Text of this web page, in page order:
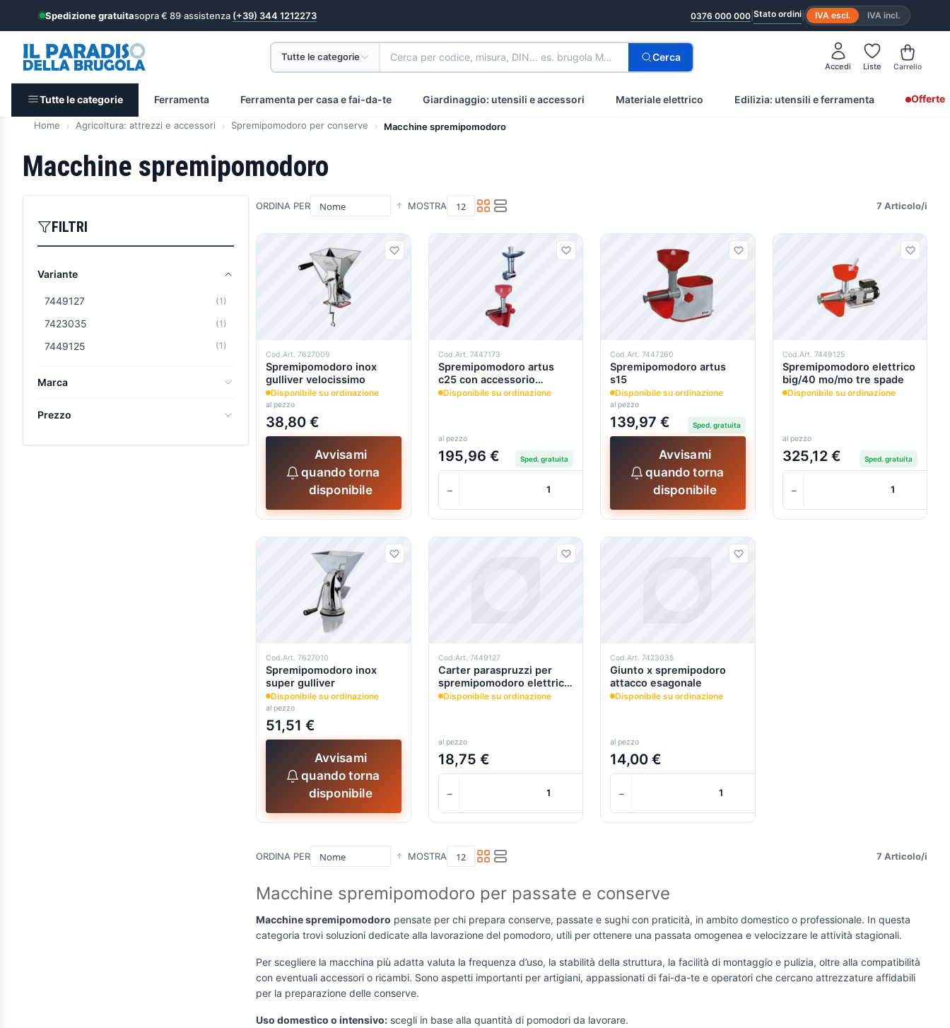
Spedizione gratuitasopra € 89·assistenza (+39) 344 1212273 0376 000 000 Stato ordini IVA escl. IVA incl.
Tutte le categorie Cerca per codice, misura, DIN... es. brugola M8 inox Cerca
Accedi Liste Carrello
Tutte le categorie Ferramenta Ferramenta per casa e fai-da-te Giardinaggio: utensili e accessori Materiale elettrico Edilizia: utensili e ferramenta Offerte
Home Agricoltura: attrezzi e accessori Spremipomodoro per conserve Macchine spremipomodoro
Macchine spremipomodoro
FILTRI
Variante
7449127 (1)
7423035 (1)
7449125 (1)
Marca
Prezzo
0,00 € - 99,99 € (4)
ORDINA PER MOSTRA 7 Articolo/i
Prodotti
Cod.Art. 7627009
Spremipomodoro inox
gulliver velocissimo
Disponibile su ordinazione
al pezzo
38,80 €
Avvisami
quando torna
disponibile
Cod.Art. 7447173
Spremipomodoro artus
c25 con accessorio
tritacarne
Disponibile su ordinazione
al pezzo
195,96 € Sped. gratuita
−
Carrello
Cod.Art. 7447260
Spremipomodoro artus
s15
Disponibile su ordinazione
al pezzo
139,97 € Sped. gratuita
Avvisami
quando torna
disponibile
Cod.Art. 7449125
Spremipomodoro elettrico
big/40 mo/mo tre spade
Disponibile su ordinazione
al pezzo
325,12 € Sped. gratuita
−
Cod.Art. 7627010
Spremipomodoro inox
super gulliver
Disponibile su ordinazione
al pezzo
51,51 €
Avvisami
quando torna
disponibile
Cod.Art. 7449127
Carter paraspruzzi per
spremipomodoro elettrico
big/40 mo/mo tre spade
Disponibile su ordinazione
al pezzo
18,75 €
−
Cod.Art. 7423035
Giunto x spremipodoro
attacco esagonale
Disponibile su ordinazione
al pezzo
14,00 €
−
ORDINA PER MOSTRA 7 Articolo/i
Macchine spremipomodoro per passate e conserve
Macchine spremipomodoro pensate per chi prepara conserve, passate e sughi con praticità, in ambito domestico o professionale. In questa
categoria trovi soluzioni dedicate alla lavorazione del pomodoro, utili per ottenere una passata omogenea e velocizzare le attività stagionali.
Per scegliere la macchina più adatta valuta la frequenza d’uso, la stabilità della struttura, la facilità di montaggio e pulizia, oltre alla compatibilità
con eventuali accessori o ricambi. Sono aspetti importanti per artigiani, appassionati di fai-da-te e operatori che cercano attrezzature affidabili
per la preparazione delle conserve.
Uso domestico o intensivo: scegli in base alla quantità di pomodori da lavorare.